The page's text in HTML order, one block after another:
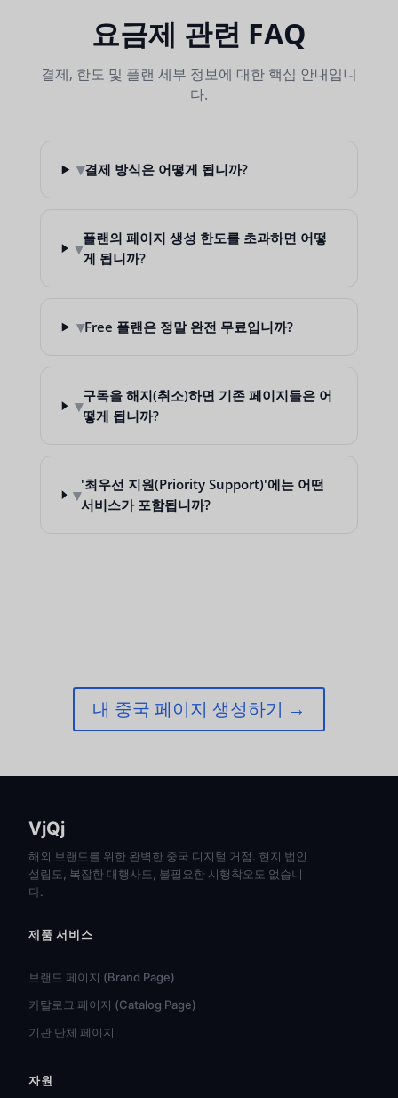
요금제 관련 FAQ
결제, 한도 및 플랜 세부 정보에 대한 핵심 안내입니
다.
▾결제 방식은 어떻게 됩니까?
▾플랜의 페이지 생성 한도를 초과하면 어떻
게 됩니까?
▾Free 플랜은 정말 완전 무료입니까?
▾구독을 해지(취소)하면 기존 페이지들은 어
떻게 됩니까?
▾'최우선 지원(Priority Support)'에는 어떤
서비스가 포함됩니까?
내 중국 페이지 생성하기 →
VjQj
해외 브랜드를 위한 완벽한 중국 디지털 거점. 현지 법인
설립도, 복잡한 대행사도, 불필요한 시행착오도 없습니
다.
제품 서비스
브랜드 페이지 (Brand Page)
카탈로그 페이지 (Catalog Page)
기관 단체 페이지
자원